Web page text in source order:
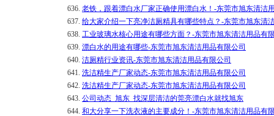
636. 老铁，跟着漂白水厂家正确使用漂白水！-东莞市旭东清洁
637. 给大家介绍一下亮净洁厕精具有哪些特点？-东莞市旭东清
638. 工业玻璃水核心用途有哪些方面？-东莞市旭东清洁用品有
639. 漂白水的用途有哪些-东莞市旭东清洁用品有限公司
640. 洁厕精行业资讯-东莞市旭东清洁用品有限公司
641. 洗洁精生产厂家动态-东莞市旭东清洁用品有限公司
642. 洗洁精生产厂家动态-东莞市旭东清洁用品有限公司
643. 公司动态_旭东_找深层清洁的莞亮漂白水就找旭东
644. 和大分享一下洗衣液的主要成分！-东莞市旭东清洁用品有